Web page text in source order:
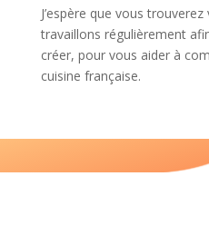
J’espère que vous
travaillons régulièrement
créer, pour vous aider à
cuisine française.